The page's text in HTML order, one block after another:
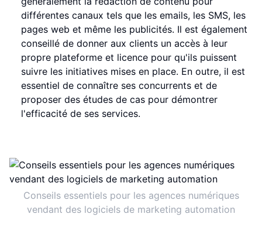
différentes canaux tels que les emails, les SMS, les
pages web et même les publicités. Il est également
conseillé de donner aux clients un accès à leur
propre plateforme et licence pour qu'ils puissent
suivre les initiatives mises en place. En outre, il est
essentiel de connaître ses concurrents et de
proposer des études de cas pour démontrer
l'efficacité de ses services.
Conseils essentiels pour les agences numériques
vendant des logiciels de marketing automation